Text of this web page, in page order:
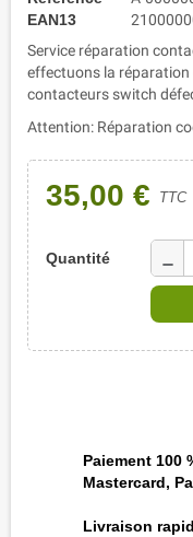
EAN13
Service réparation
effectuons la réparation
contacteurs switch
Attention: Réparation
35,00 € TTC
Quantité remove
Paiement 100
Mastercard,
Livraison